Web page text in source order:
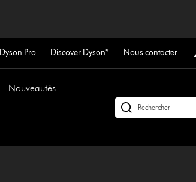
Dyson Pro Discover Dyson* Nous contacter
Nouveautés
Rechercher